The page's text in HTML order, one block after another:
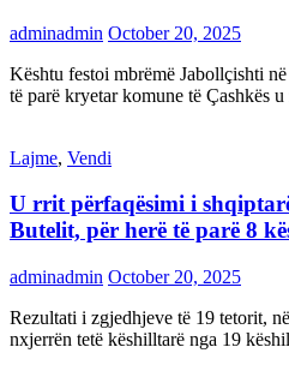
adminadmin October 20, 2025
Kështu festoi mbrëmë Jabollçishti
të parë kryetar komune të Çashkës
Lajme, Vendi
U rrit përfaqësimi i
Butelit, për herë të parë 8
adminadmin October 20, 2025
Rezultati i zgjedhjeve të 19 tetorit,
nxjerrën tetë këshilltarë nga 19